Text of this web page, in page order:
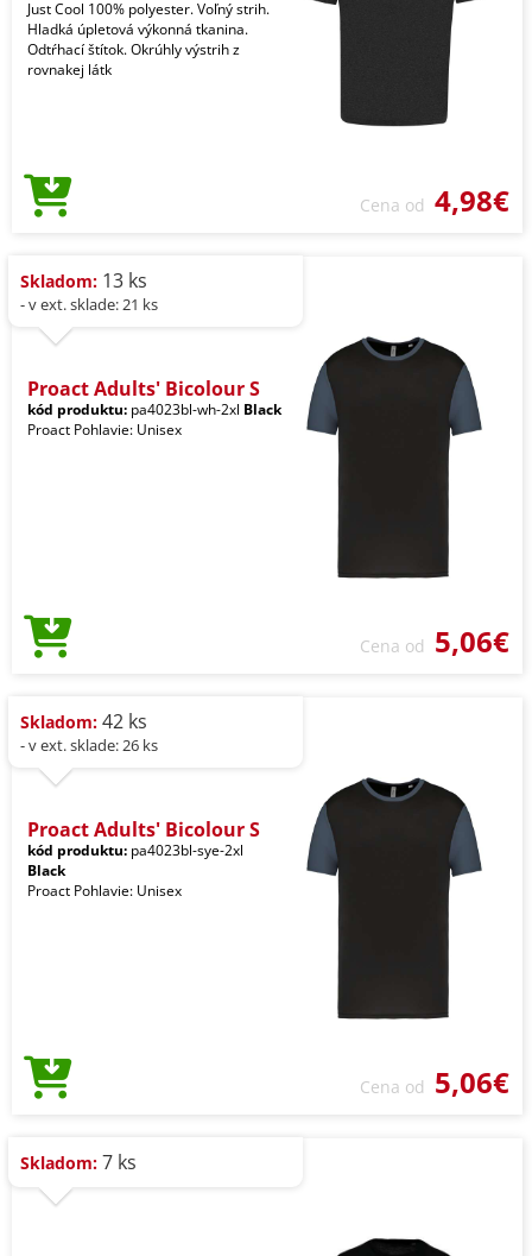
Just Cool 100% polyester. Voľný strih.
Hladká úpletová výkonná tkanina.
Odtŕhací štítok. Okrúhly výstrih z
rovnakej látk
Cena od 4,98€
Skladom: 13 ks
- v ext. sklade: 21 ks
Proact Adults' Bicolour S
kód produktu: pa4023bl-wh-2xl Black
Proact Pohlavie: Unisex
Cena od 5,06€
Skladom: 42 ks
- v ext. sklade: 26 ks
Proact Adults' Bicolour S
kód produktu: pa4023bl-sye-2xl
Black
Proact Pohlavie: Unisex
Cena od 5,06€
Skladom: 7 ks